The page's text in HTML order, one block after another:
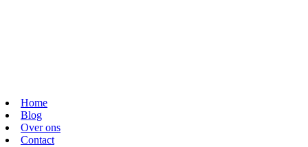
Home
Blog
Over ons
Contact